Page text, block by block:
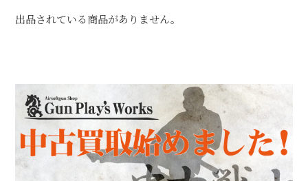
出品されている商品がありません。